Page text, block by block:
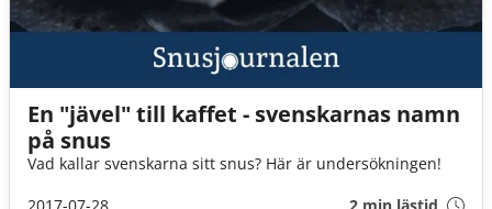
En "jävel" till kaffet - svenskarnas namn
på snus
Vad kallar svenskarna sitt snus? Här är undersökningen!